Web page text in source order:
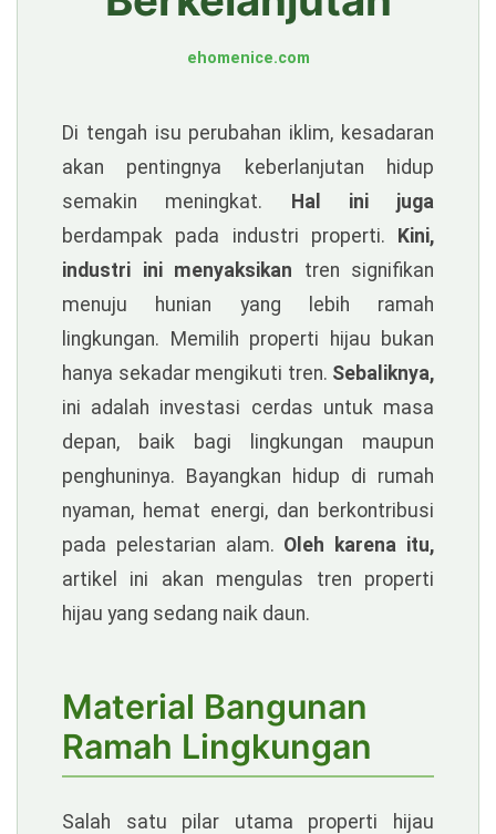
ehomenice.com
Di tengah isu perubahan iklim, kesadaran
akan pentingnya keberlanjutan hidup
semakin meningkat. Hal ini juga
berdampak pada industri properti. Kini,
industri ini menyaksikan tren signifikan
menuju hunian yang lebih ramah
lingkungan. Memilih properti hijau bukan
hanya sekadar mengikuti tren. Sebaliknya,
ini adalah investasi cerdas untuk masa
depan, baik bagi lingkungan maupun
penghuninya. Bayangkan hidup di rumah
nyaman, hemat energi, dan berkontribusi
pada pelestarian alam. Oleh karena itu,
artikel ini akan mengulas tren properti
hijau yang sedang naik daun.
Link
Alternatif
Material Bangunan
Ramah Lingkungan
Salah satu pilar utama properti hijau